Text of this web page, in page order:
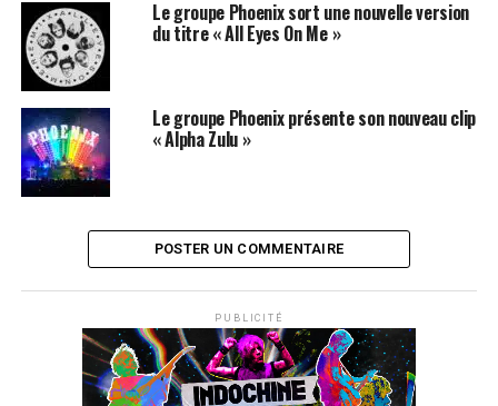
SUJETS ASSOCIÉS: DAFT PUNK PHOENIX
Le groupe Phoenix sort une nouvelle version
du titre « All Eyes On Me »
Le groupe Phoenix présente son nouveau clip
« Alpha Zulu »
POSTER UN COMMENTAIRE
PUBLICITÉ